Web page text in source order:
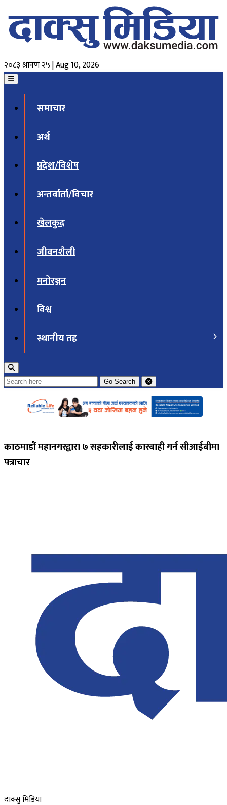
२०८३ श्रावण २५ | Aug 10, 2026
समाचार
अर्थ
प्रदेश/विशेष
अन्तर्वार्ता/विचार
खेलकुद
जीवनशैली
मनोरञ्जन
विश्व
स्थानीय तह
Go Search
काठमाडौं महानगरद्वारा ७ सहकारीलाई कारबाही गर्न सीआईबीमा
पत्राचार
दाक्सु मिडिया